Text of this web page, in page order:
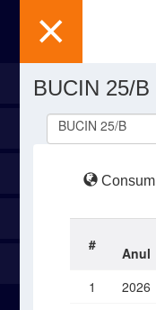
BUCIN 25/B
BUCIN 25/B
Consum
# Anul
1
2026